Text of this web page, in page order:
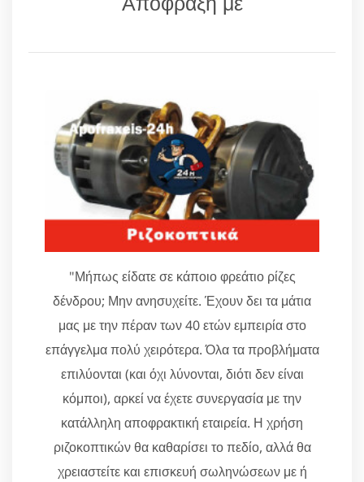
"Μήπως είδατε σε κάποιο φρεάτιο ρίζες
δένδρου; Μην ανησυχείτε. Έχουν δει τα μάτια
μας με την πέραν των 40 ετών εμπειρία στο
επάγγελμα πολύ χειρότερα. Όλα τα προβλήματα
επιλύονται (και όχι λύνονται, διότι δεν είναι
κόμποι), αρκεί να έχετε συνεργασία με την
κατάλληλη αποφρακτική εταιρεία. Η χρήση
ριζοκοπτικών θα καθαρίσει το πεδίο, αλλά θα
χρειαστείτε και επισκευή σωληνώσεων με ή